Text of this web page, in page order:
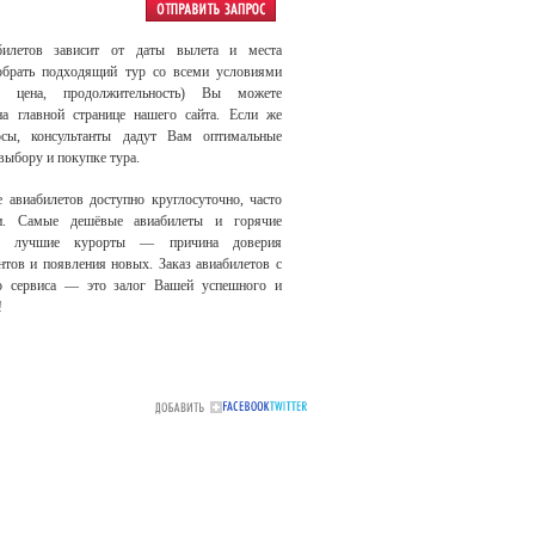
зависит от даты вылета и места
подходящий тур со всеми условиями
цена, продолжительность) Вы можете
главной странице нашего сайта. Если же
консультанты дадут Вам оптимальные
и покупке тура.
доступно круглосуточно, часто
Самые дешёвые авиабилеты и горячие
лучшие курорты — причина доверия
и появления новых. Заказ авиабилетов с
сервиса — это залог Вашей успешного и